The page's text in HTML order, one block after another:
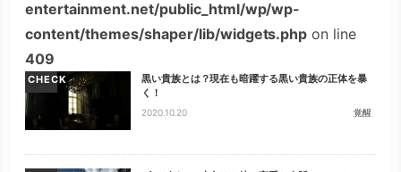
entertainment.net/public_html/wp/wp-
content/themes/shaper/lib/widgets.php on line
409
CHECK
黒い貴族とは？現在も暗躍する黒い貴族の正体を暴
く！
2020.10.20 覚醒